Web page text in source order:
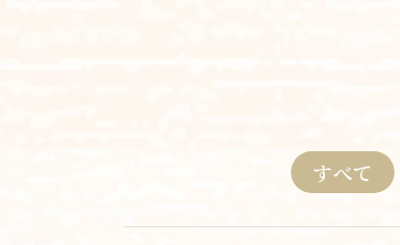
すべて